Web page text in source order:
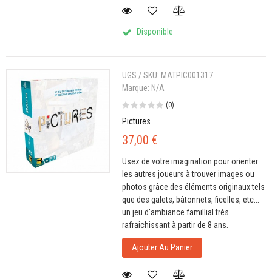
Disponible
UGS / SKU: MATPIC001317
Marque: N/A
(0)
Pictures
37,00 €
Usez de votre imagination pour orienter
les autres joueurs à trouver images ou
photos grâce des éléments originaux tels
que des galets, bâtonnets, ficelles, etc...
un jeu d'ambiance famillial très
rafraichissant à partir de 8 ans.
Ajouter Au Panier